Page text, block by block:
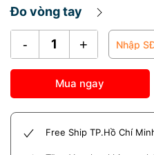
Đo vòng tay
Trầm
Hương
Bọc
Vàng
VT163
Mua ngay
Free Ship TP.Hồ Chí